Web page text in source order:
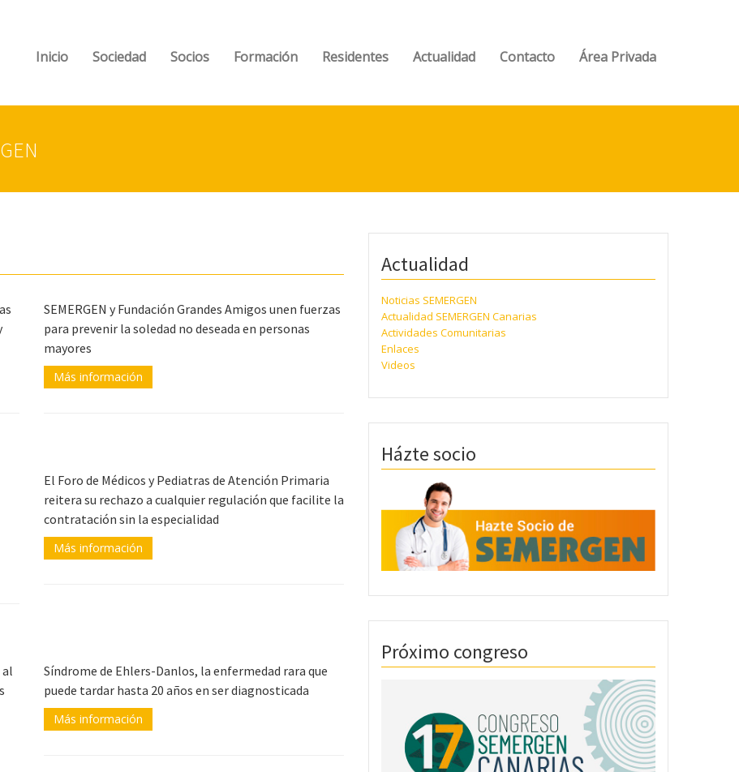
Inicio Sociedad Socios Formación Residentes Actualidad Contacto Área Privada
SEMERGEN y Fundación Grandes Amigos unen fuerzas
para prevenir la soledad no deseada en personas
mayores
Más información
El Foro de Médicos y Pediatras de Atención Primaria
reitera su rechazo a cualquier regulación que facilite la
contratación sin la especialidad
Más información
Síndrome de Ehlers-Danlos, la enfermedad rara que
puede tardar hasta 20 años en ser diagnosticada
Más información
Actualidad
Noticias SEMERGEN
Actualidad SEMERGEN Canarias
Actividades Comunitarias
Enlaces
Videos
Házte socio
Próximo congreso